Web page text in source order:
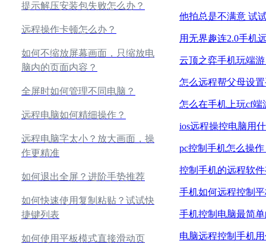
提示解压安装包失败怎么办？
远程操作卡顿怎么办？
如何不缩放屏幕画面，只缩放电
脑内的页面内容？
全屏时如何管理不同电脑？
远程电脑如何精细操作？
远程电脑字太小？放大画面，操
作更精准
如何退出全屏？进阶手势推荐
如何快速使用复制粘贴？试试快
捷键列表
如何使用平板模式直接滑动页
他拍总是不满意 试
用无界趣连2.0手机
云顶之弈手机玩端
怎么远程帮父母设
怎么在手机上玩cf端
ios远程操控电脑用
pc控制手机怎么操
控制手机的远程软
手机如何远程控制
手机控制电脑最简
电脑远程控制手机